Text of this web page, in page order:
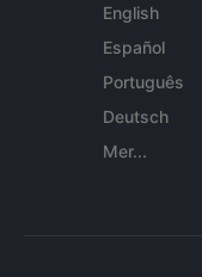
English
Español
Português
Deutsch
Mer...